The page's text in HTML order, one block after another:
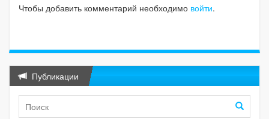
Чтобы добавить комментарий необходимо войти.
Публикации